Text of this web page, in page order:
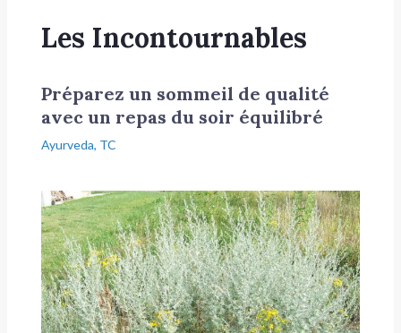
Les Incontournables
Préparez un sommeil de qualité
avec un repas du soir équilibré
Ayurveda, TC